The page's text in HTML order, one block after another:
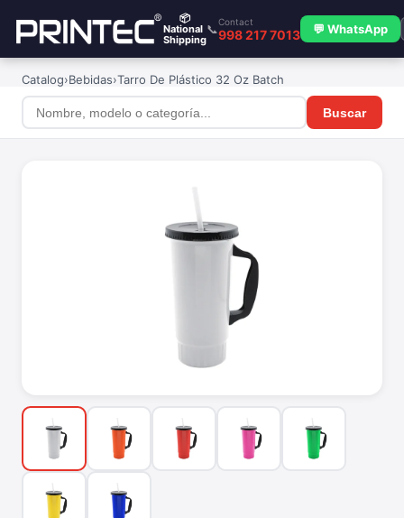
📦
National
Shipping
📞
Contact
998 217 7013 💬 WhatsApp
Catalog›Bebidas›Tarro De Plástico 32 Oz Batch
Buscar